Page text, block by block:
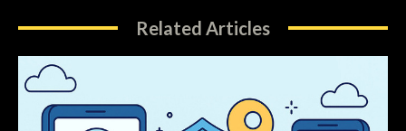
Related Articles